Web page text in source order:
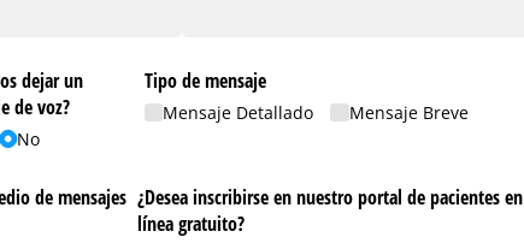
dejar un
de voz?
No
Tipo de mensaje
Mensaje Detallado Mensaje Breve
de mensajes ¿Desea inscribirse en nuestro portal de pacientes en
línea gratuito?